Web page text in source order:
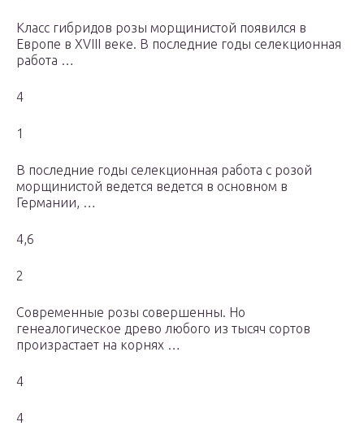
Класс гибридов розы морщинистой появился в
Европе в XVIII веке. В последние годы селекционная
работа …
4
1
В последние годы селекционная работа с розой
морщинистой ведется ведется в основном в
Германии, …
4,6
2
Современные розы совершенны. Но
генеалогическое древо любого из тысяч сортов
произрастает на корнях …
4
4